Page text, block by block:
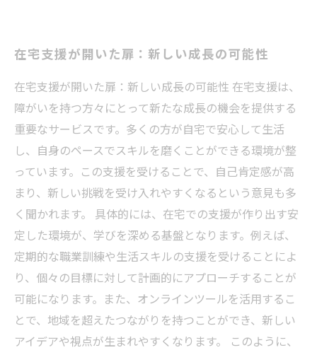
在宅支援が開いた扉：新しい成長の可能性
在宅支援が開いた扉：新しい成長の可能性 在宅支援は、
障がいを持つ方々にとって新たな成長の機会を提供する
重要なサービスです。多くの方が自宅で安心して生活
し、自身のペースでスキルを磨くことができる環境が整
っています。この支援を受けることで、自己肯定感が高
まり、新しい挑戦を受け入れやすくなるという意見も多
く聞かれます。 具体的には、在宅での支援が作り出す安
定した環境が、学びを深める基盤となります。例えば、
定期的な職業訓練や生活スキルの支援を受けることによ
り、個々の目標に対して計画的にアプローチすることが
可能になります。また、オンラインツールを活用するこ
とで、地域を超えたつながりを持つことができ、新しい
アイデアや視点が生まれやすくなります。 このように、